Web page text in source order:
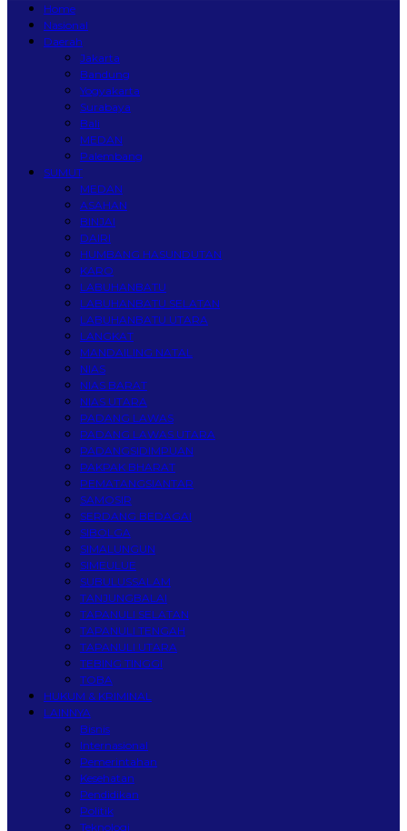
Home
Nasional
Daerah
Jakarta
Bandung
Yogyakarta
Surabaya
Bali
MEDAN
Palembang
SUMUT
MEDAN
ASAHAN
BINJAI
DAIRI
HUMBANG HASUNDUTAN
KARO
LABUHANBATU
LABUHANBATU SELATAN
LABUHANBATU UTARA
LANGKAT
MANDAILING NATAL
NIAS
NIAS BARAT
NIAS UTARA
PADANG LAWAS
PADANG LAWAS UTARA
PADANGSIDIMPUAN
PAKPAK BHARAT
PEMATANGSIANTAR
SAMOSIR
SERDANG BEDAGAI
SIBOLGA
SIMALUNGUN
SIMEULUE
SUBULUSSALAM
TANJUNGBALAI
TAPANULI SELATAN
TAPANULI TENGAH
TAPANULI UTARA
TEBING TINGGI
TOBA
HUKUM & KRIMINAL
LAINNYA
Bisnis
Internasional
Pemerintahan
Kesehatan
Pendidikan
Politik
Teknologi